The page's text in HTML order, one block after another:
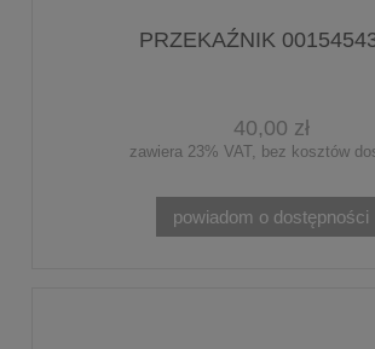
PRZEKAŹNIK
40,00 zł
zawiera 23% VAT, bez kosztów
powiadom o dostępności